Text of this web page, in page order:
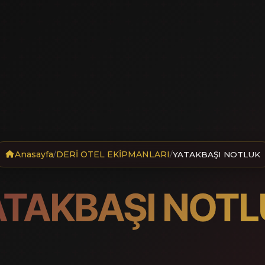
Anasayfa/DERİ OTEL EKİPMANLARI/YATAKBAŞI NOTLUK